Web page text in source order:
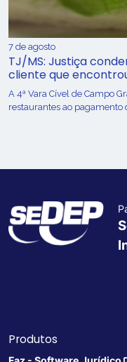
7 de agosto
TJ/MS: Justiça
cliente que
A 4ª Vara Cível de Campo
restaurantes ao pagamento
Produtos